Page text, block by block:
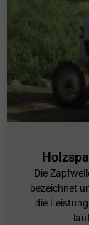
Die
bezeichnet
die